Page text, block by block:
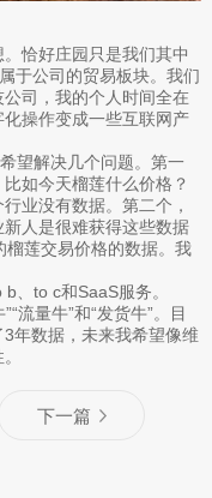
恰好庄园只是我们其中
于公司的贸易板块。我们
司，我的个人时间全在
操作变成一些互联网产
望解决几个问题。第一
如今天榴莲什么价格？
业没有数据。第二个，
人是很难获得这些数据
榴莲交易价格的数据。我
、to c和SaaS服务。
流量牛”和“发货牛”。目
年数据，未来我希望像维
下一篇